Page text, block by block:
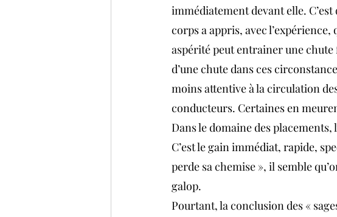
immédiatement devant elle. C’est
corps a appris, avec l’expérience,
aspérité peut entrainer une chute
d’une chute dans ces
moins attentive à la circulation
conducteurs. Certaines en
Dans le domaine des
C’est le gain immédiat, rapide,
perde sa chemise », il semble
galop.
Pourtant, la conclusion des «